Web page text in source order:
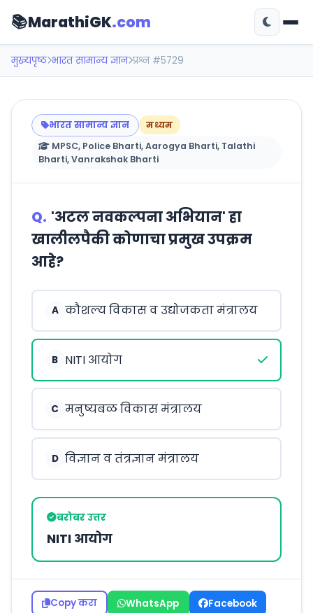
📚MarathiGK.com
मुख्यपृष्ठ भारत सामान्य ज्ञान प्रश्न #5729
भारत सामान्य ज्ञान
मध्यम
MPSC, Police Bharti, Aarogya Bharti, Talathi
Bharti, Vanrakshak Bharti
Q. 'अटल नवकल्पना अभियान' हा
खालीलपैकी कोणाचा प्रमुख उपक्रम
आहे?
A कौशल्य विकास व उद्योजकता मंत्रालय
B NITI आयोग
C मनुष्यबळ विकास मंत्रालय
D विज्ञान व तंत्रज्ञान मंत्रालय
बरोबर उत्तर
NITI आयोग
Copy करा WhatsApp
Facebook